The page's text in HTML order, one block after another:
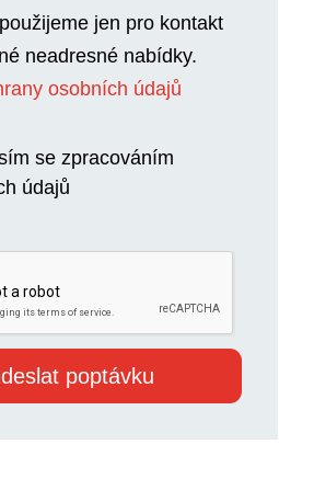
jen pro kontakt
neadresné nabídky.
osobních údajů
se zpracováním
údajů